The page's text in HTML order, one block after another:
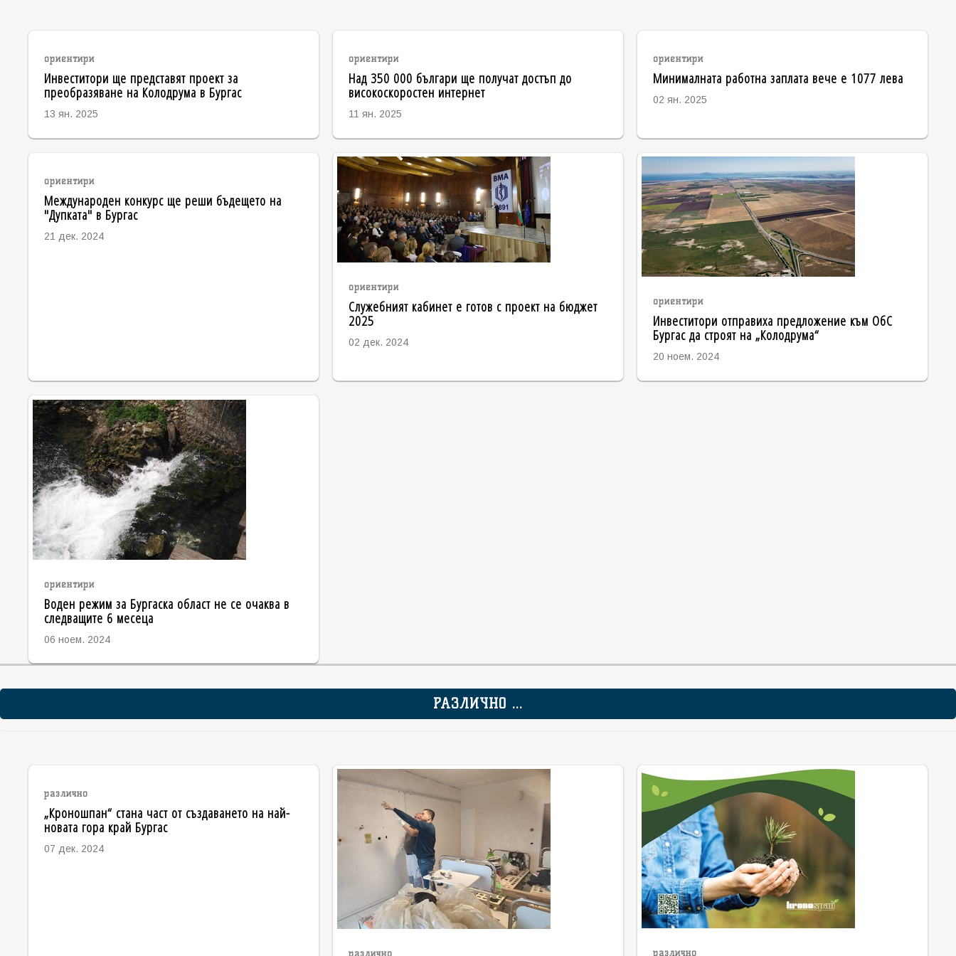
ориентири
Инвеститори ще представят проект за
преобразяване на Колодрума в Бургас
13 ян. 2025
ориентири
Над 350 000 българи ще получат достъп до
високоскоростен интернет
11 ян. 2025
ориентири
Минималната работна заплата вече е 1077 лева
02 ян. 2025
ориентири
Международен конкурс ще реши бъдещето на
"Дупката" в Бургас
21 дек. 2024
ориентири
Служебният кабинет е готов с проект на бюджет
2025
02 дек. 2024
ориентири
Инвеститори отправиха предложение към ОбС
Бургас да строят на „Колодрума“
20 ноем. 2024
ориентири
Воден режим за Бургаска област не се очаква в
следващите 6 месеца
06 ноем. 2024
РАЗЛИЧНО ...
различно
„Кроношпан“ стана част от създаването на най-
новата гора край Бургас
07 дек. 2024
различно различно